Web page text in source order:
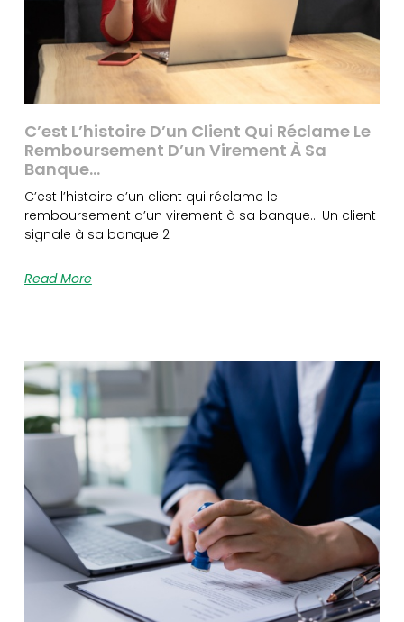
C’est L’histoire D’un Client Qui Réclame Le
Remboursement D’un Virement À Sa
Banque…
C’est l’histoire d’un client qui réclame le
remboursement d’un virement à sa banque… Un client
signale à sa banque 2
Read More